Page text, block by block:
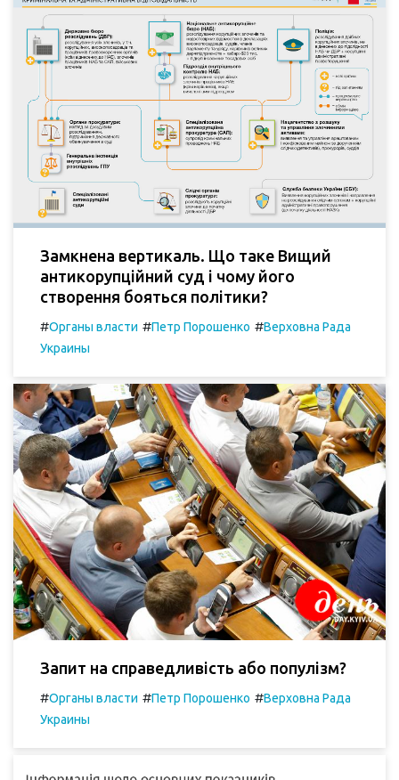
Замкнена вертикаль. Що таке Вищий
антикорупційний суд і чому його
створення бояться політики?
#Органы власти #Петр Порошенко #Верховна Рада
Украины
Запит на справедливість або популізм?
#Органы власти #Петр Порошенко #Верховна Рада
Украины